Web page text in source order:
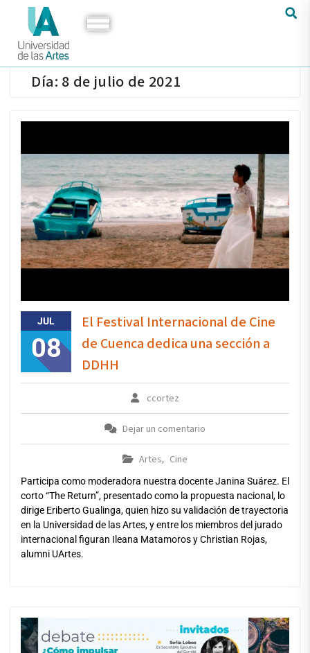
Día: 8 de julio de 2021
JUL
08
El Festival Internacional de Cine
de Cuenca dedica una sección a
DDHH
ccortez
Dejar un comentario
Artes, Cine
Participa como moderadora nuestra docente Janina Suárez. El
corto “The Return”, presentado como la propuesta nacional, lo
dirige Eriberto Gualinga, quien hizo su validación de trayectoria
en la Universidad de las Artes, y entre los miembros del jurado
internacional figuran Ileana Matamoros y Christian Rojas,
alumni UArtes.